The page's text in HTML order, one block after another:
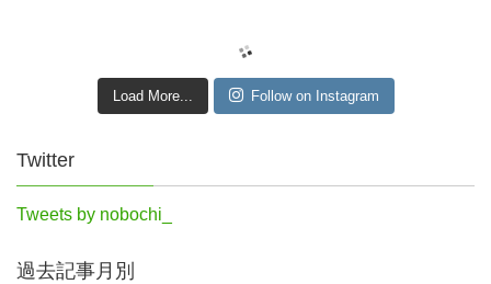
Load More... Follow on Instagram
Twitter
Tweets by nobochi_
過去記事月別